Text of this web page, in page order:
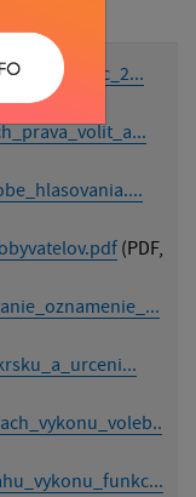
(PDF,